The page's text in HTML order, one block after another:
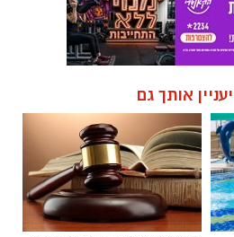
☎ לחצו כאן לרשימת עורכי דין
נט
הכלבה איקרה הריחה: 1.6 ק"ג קריסטל
של רכב בצומת